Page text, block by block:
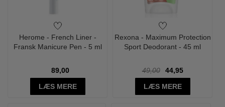
Herome - French Liner -
Fransk Manicure Pen - 5 ml
89,00
LÆS MERE
Rexona - Maximum Protection
Sport Deodorant - 45 ml
49,00
44,95
LÆS MERE